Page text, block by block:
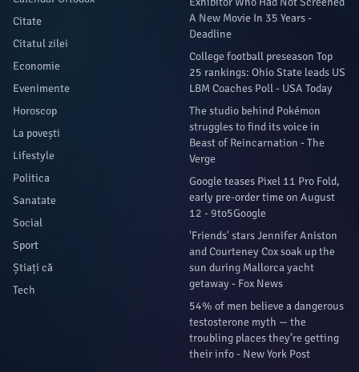
Brasov
O majoritate a moldovenilor se opune unirii cu România,
arată un sondaj
4 luni în urmă
stiridelabucuresti.ro
Știri de calitate din județul bucuresti
Știri recente
'The Odyssey' Extends Run At
Alex Theatre After Becoming